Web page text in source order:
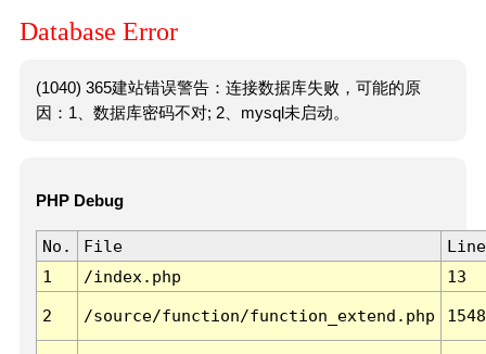
Database Error
(1040) 365建站错误警告：连接数据库失败，可能的原
因：1、数据库密码不对; 2、mysql未启动。
PHP Debug
No. File
Line
1
/index.php 13
2 /source/function/function_extend.php 1548